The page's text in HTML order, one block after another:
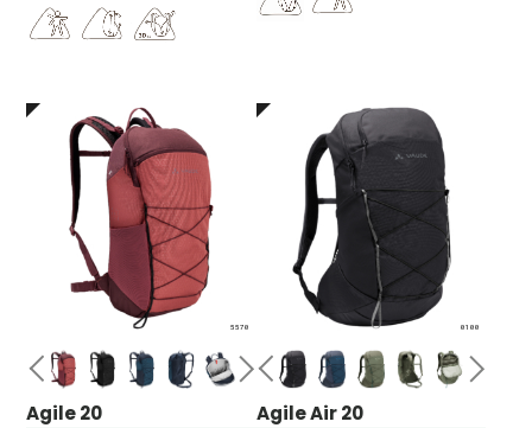
5570
Agile 20
0100
Agile Air 20